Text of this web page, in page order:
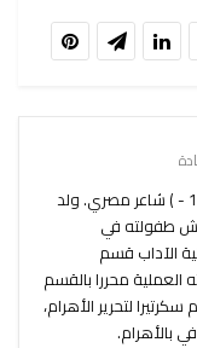
فاروق جويدة (10 فبراير 1946 - ) شاعر مصري. ولد
طفولته في
الآداب قسم
وبدأ حياته العملية محررا بالقسم
لتحرير الأهرام،
بالأهرام.